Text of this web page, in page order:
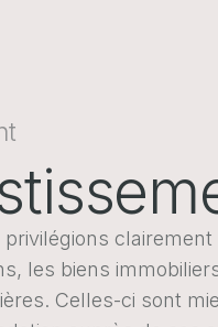
privilégions
les biens
Celles-ci sont